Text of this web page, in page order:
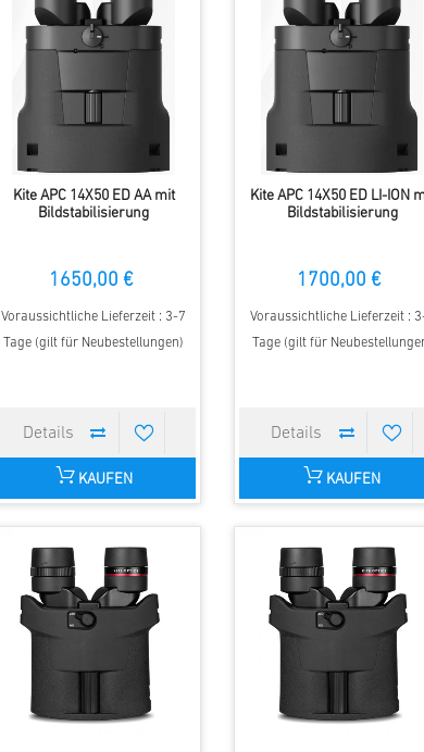
Kite APC 14X50 ED AA mit
Bildstabilisierung
1650,00 €
Voraussichtliche Lieferzeit : 3-7
Tage (gilt für Neubestellungen)
KAUFEN
Kite APC 14X50 ED LI-ION
Bildstabilisierung
1700,00 €
Voraussichtliche Lieferzeit :
Tage (gilt für
KAUFEN